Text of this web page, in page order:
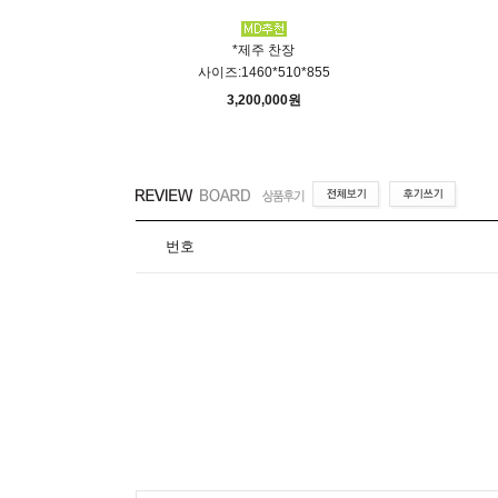
*제주 찬장
사이즈:1460*510*855
3,200,000원
번호